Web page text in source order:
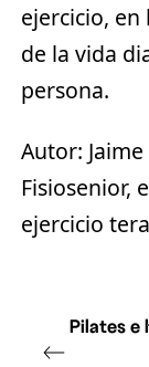
ejercicio, en
de la vida
persona.
Autor:
Fisiosenior,
ejercicio
Pilates e